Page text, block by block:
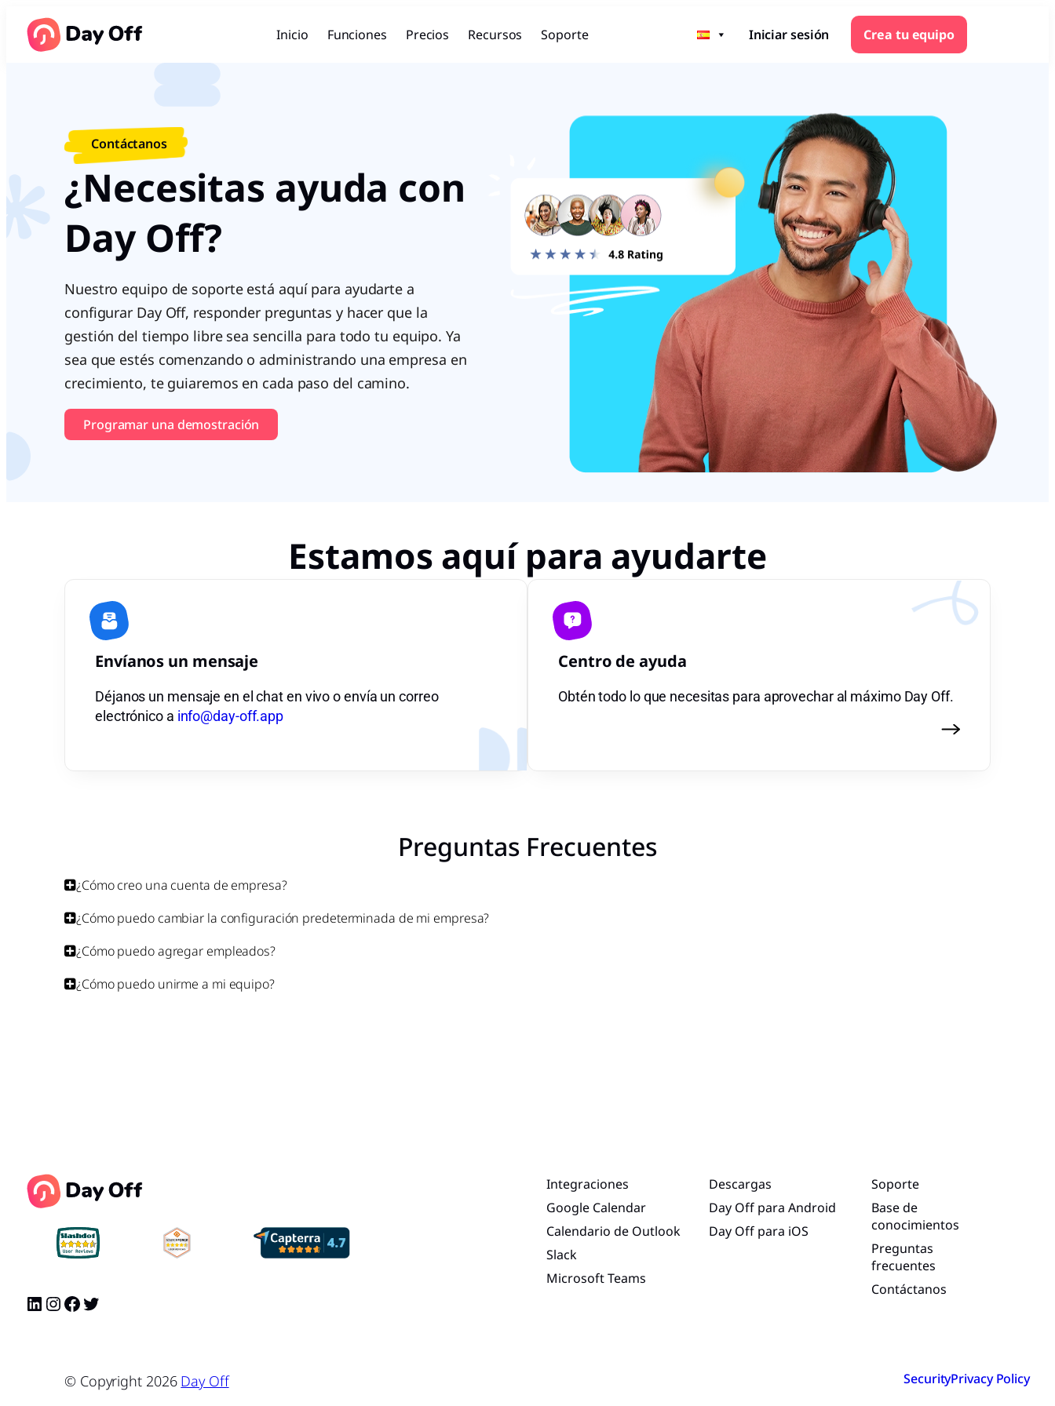
Inicio Funciones Precios Recursos Soporte Iniciar sesión Crea tu equipo
Contáctanos
¿Necesitas ayuda con
Day Off?
Nuestro equipo de soporte está aquí para ayudarte a
configurar Day Off, responder preguntas y hacer que la
gestión del tiempo libre sea sencilla para todo tu equipo. Ya
sea que estés comenzando o administrando una empresa en
crecimiento, te guiaremos en cada paso del camino.
Programar una demostración
Estamos aquí para ayudarte
Envíanos un mensaje
Déjanos un mensaje en el chat en vivo o envía un correo
electrónico a info@day-off.app
Centro de ayuda
Obtén todo lo que necesitas para aprovechar al máximo Day Off.
Preguntas Frecuentes
¿Cómo creo una cuenta de empresa?
¿Cómo puedo cambiar la configuración predeterminada de mi empresa?
¿Cómo puedo agregar empleados?
¿Cómo puedo unirme a mi equipo?
Integraciones
Google Calendar
Calendario de Outlook
Slack
Microsoft Teams
Descargas
Day Off para Android
Day Off para iOS
Soporte
Base de
conocimientos
Preguntas
frecuentes
Contáctanos
© Copyright 2026 Day Off SecurityPrivacy Policy